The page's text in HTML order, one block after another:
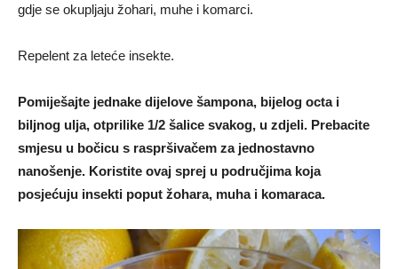
gdje se okupljaju žohari, muhe i komarci.
Repelent za leteće insekte.
Pomiješajte jednake dijelove šampona, bijelog octa i
biljnog ulja, otprilike 1/2 šalice svakog, u zdjeli. Prebacite
smjesu u bočicu s raspršivačem za jednostavno
nanošenje. Koristite ovaj sprej u područjima koja
posjećuju insekti poput žohara, muha i komaraca.